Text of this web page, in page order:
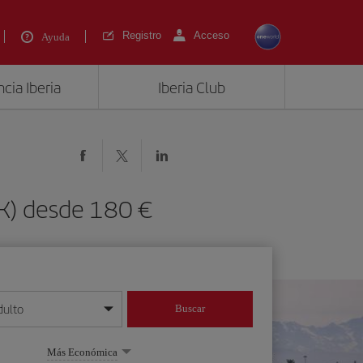
Ayuda Registro Acceso
Iberia Iberia Club
desde 180 €
mes/año
Buscar
Más Económica